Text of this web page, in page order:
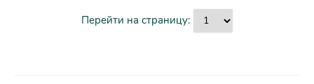
Перейти на страницу: